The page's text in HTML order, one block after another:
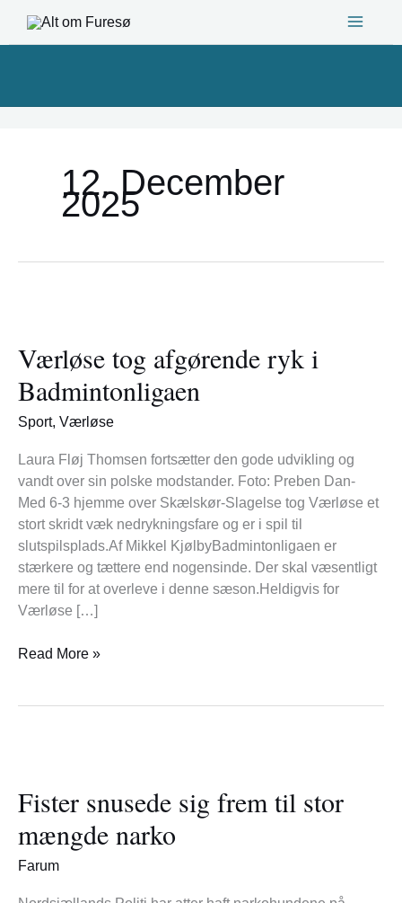
12. December
2025
Værløse tog afgørende ryk i
Badmintonligaen
Sport, Værløse
Laura Fløj Thomsen fortsætter den gode udvikling og
vandt over sin polske modstander. Foto: Preben Dan-
Med 6-3 hjemme over Skælskør-Slagelse tog Værløse et
stort skridt væk nedrykningsfare og er i spil til
slutspilsplads.Af Mikkel KjølbyBadmintonligaen er
stærkere og tættere end nogensinde. Der skal væsentligt
mere til for at overleve i denne sæson.Heldigvis for
Værløse […]
afgørende
ryk
Badmintonligaen
Read More »
Fister snusede sig frem til stor
mængde narko
Farum
sig
frem
til
stor